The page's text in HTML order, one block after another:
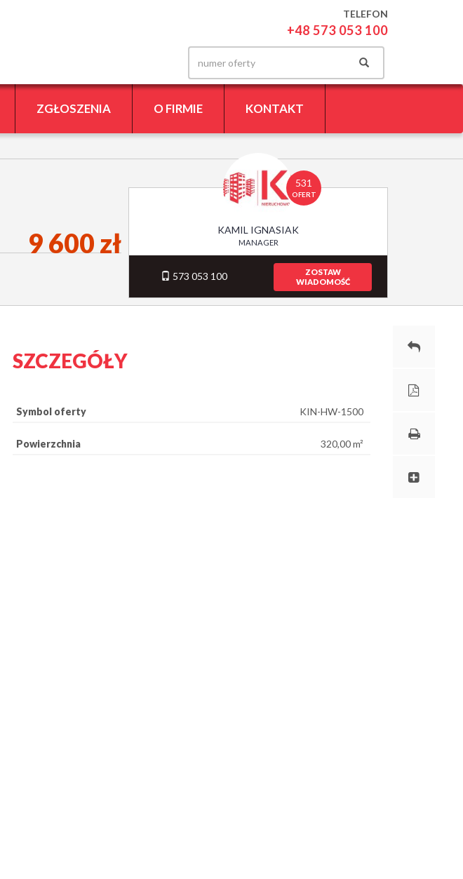
TELEFON
+48 573 053 100
ZGŁOSZENIA O FIRMIE KONTAKT
9 600 zł
531
OFERT
KAMIL IGNASIAK
MANAGER
573 053 100
ZOSTAW
WIADOMOŚĆ
SZCZEGÓŁY
Symbol oferty KIN-HW-1500
Powierzchnia 320,00 m²